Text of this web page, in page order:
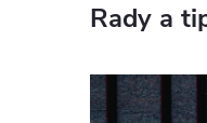
Rady a
V
ý